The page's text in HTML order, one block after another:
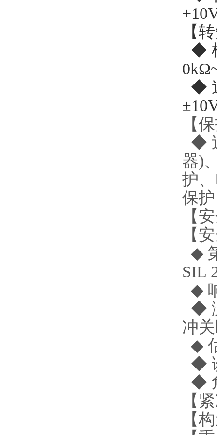
【
◆
◆
【
◆
器)
护
保
【
【
◆
SIL
◆
◆
冲
◆
◆
◆
【
【